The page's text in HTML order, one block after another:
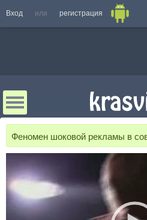
Вход или регистрация
Феномен шоковой рекламы в